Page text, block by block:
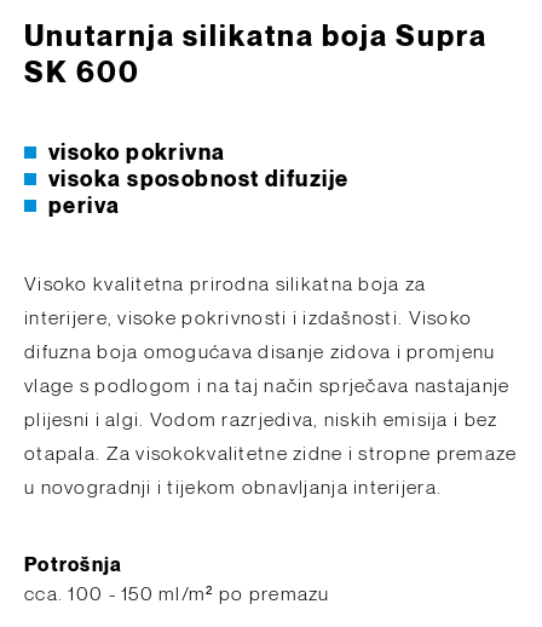
Unutarnja silikatna boja Supra
SK 600
visoko pokrivna
visoka sposobnost difuzije
periva
Visoko kvalitetna prirodna silikatna boja za
interijere, visoke pokrivnosti i izdašnosti. Visoko
difuzna boja omogućava disanje zidova i promjenu
vlage s podlogom i na taj način sprječava nastajanje
plijesni i algi. Vodom razrjediva, niskih emisija i bez
otapala. Za visokokvalitetne zidne i stropne premaze
u novogradnji i tijekom obnavljanja interijera.
Potrošnja
​cca. 100 - 150 ml/m² po premazu